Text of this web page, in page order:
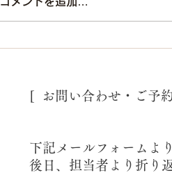
婚活プロフィール撮影/福岡
[ お問い合わせ・ご予
下記メールフォームよ
後日、担当者より折